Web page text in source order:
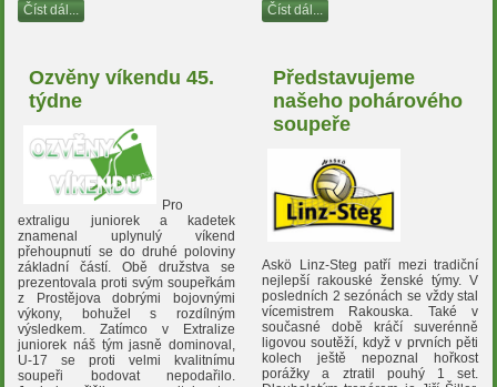
Číst dál...
Číst dál...
Ozvěny víkendu 45.
týdne
Pro
extraligu juniorek a kadetek
znamenal uplynulý víkend
přehoupnutí se do druhé poloviny
základní částí. Obě družstva se
prezentovala proti svým soupeřkám
z Prostějova dobrými bojovnými
výkony, bohužel s rozdílným
výsledkem. Zatímco v Extralize
juniorek náš tým jasně dominoval,
U-17 se proti velmi kvalitnímu
soupeři bodovat nepodařilo.
Představujeme
našeho pohárového
soupeře
Askö Linz-Steg patří mezi tradiční
nejlepší rakouské ženské týmy. V
posledních 2 sezónách se vždy stal
vícemistrem Rakouska. Také v
současné době kráčí suverénně
ligovou soutěží, když v prvních pěti
kolech ještě nepoznal hořkost
porážky a ztratil pouhý 1 set.